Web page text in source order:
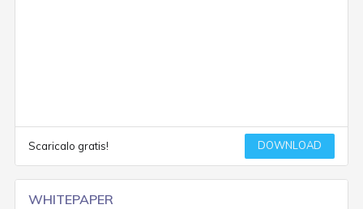
Scaricalo gratis! DOWNLOAD
WHITEPAPER